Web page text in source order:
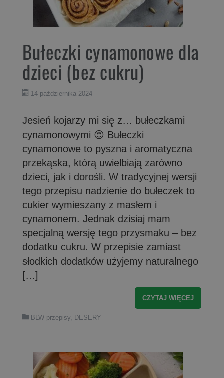
Bułeczki cynamonowe dla
dzieci (bez cukru)
14 października 2024
Jesień kojarzy mi się z… bułeczkami
cynamonowymi 😍 Bułeczki
cynamonowe to pyszna i aromatyczna
przekąska, którą uwielbiają zarówno
dzieci, jak i dorośli. W tradycyjnej wersji
tego przepisu nadzienie do bułeczek to
cukier wymieszany z masłem i
cynamonem. Jednak dzisiaj mam
specjalną wersję tego przysmaku – bez
dodatku cukru. W przepisie zamiast
słodkich dodatków użyjemy naturalnego
[…]
CZYTAJ WIĘCEJ
BLW przepisy, DESERY